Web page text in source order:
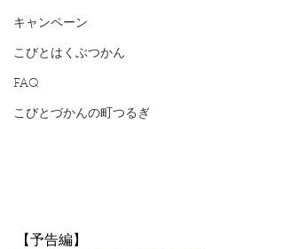
キャンペーン
こびとはくぶつかん
FAQ
こびとづかんの町つるぎ
【予告編】